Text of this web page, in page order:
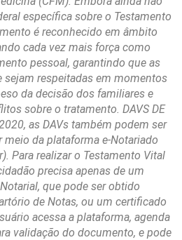
específica sobre o Testamento
é reconhecido em âmbito
cada vez mais força como
pessoal, garantindo que as
sejam respeitadas em momentos
da decisão dos familiares e
sobre o tratamento. DAVS DE
as DAVs também podem ser
da plataforma e-Notariado
Para realizar o Testamento Vital
precisa apenas de um
que pode ser obtido
de Notas, ou um certificado
acessa a plataforma, agenda
validação do documento, e pode